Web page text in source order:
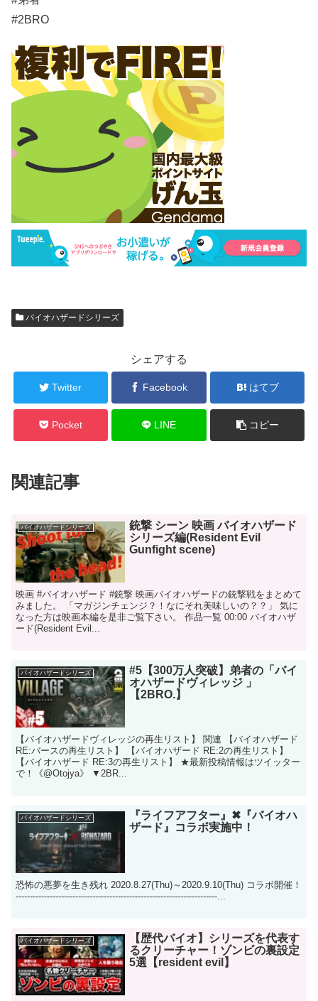
#2BRO
バイオハザードシリーズ
シェアする
Twitter Facebook はてブ
Pocket LINE コピー
関連記事
バイオハザードシリーズ
銃撃 シーン 映画 バイオハザード
シリーズ編(Resident Evil
Gunfight scene)
映画 #バイオハザード #銃撃 映画バイオハザードの銃撃戦をまとめて
みました。 「マガジンチェンジ？！なにそれ美味しいの？？」 気に
なった方は映画本編を是非ご覧下さい。 作品一覧 00:00 バイオハザ
ード(Resident Evil...
バイオハザードシリーズ
#5【300万人突破】弟者の「バイ
オハザードヴィレッジ 」
【2BRO.】
【バイオハザードヴィレッジの再生リスト】 関連 【バイオハザード
RE:バースの再生リスト】 【バイオハザード RE:2の再生リスト】
【バイオハザード RE:3の再生リスト】 ★最新投稿情報はツイッター
で！《@Otojya》 ▼2BR...
バイオハザードシリーズ
『ライフアフター』✖『バイオハ
ザード』コラボ実施中！
恐怖の悪夢を生き残れ 2020.8.27(Thu)～2020.9.10(Thu) コラボ開催！
-----------------------------------------------------------------------...
バイオハザードシリーズ
【歴代バイオ】シリーズを代表す
るクリーチャー！ゾンビの裏設定
5選【resident evil】